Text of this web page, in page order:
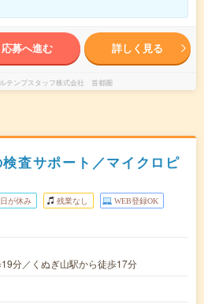
応募へ進む 詳しく見る
テンプスタッフ株式会社 首都圏
査サポート／マイクロピ
が休み 残業なし WEB登録OK
分／くぬぎ山駅から徒歩17分